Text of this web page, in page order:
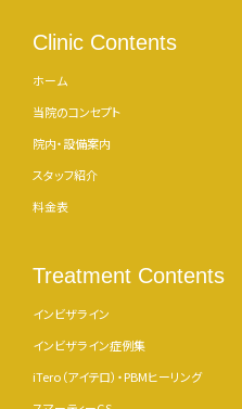
Clinic Contents
ホーム
当院のコンセプト
院内・設備案内
スタッフ紹介
料金表
Treatment Contents
インビザライン
インビザライン症例集
iTero（アイテロ）・PBMヒーリング